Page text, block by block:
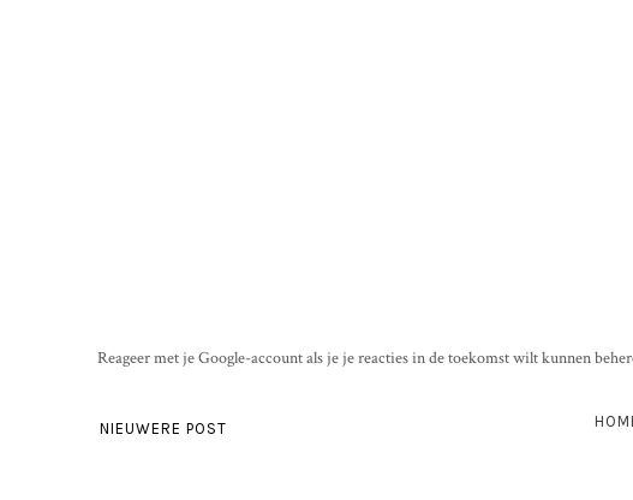
Reageer met je Google-account als je je reacties in de toekomst wilt kunnen
NIEUWERE POST